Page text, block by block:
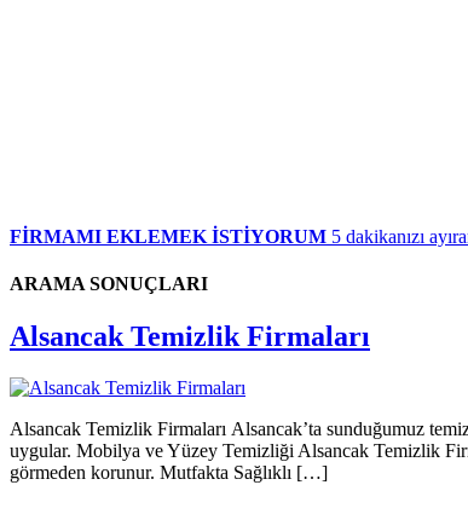
FİRMAMI EKLEMEK İSTİYORUM 5 dakikanızı
ARAMA SONUÇLARI
Alsancak Temizlik Firmaları
Alsancak Temizlik Firmaları Alsancak’ta sunduğumuz
uygular. Mobilya ve Yüzey Temizliği Alsancak Temizlik
görmeden korunur. Mutfakta Sağlıklı […]